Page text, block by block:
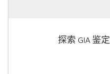
探索 GIA 鉴